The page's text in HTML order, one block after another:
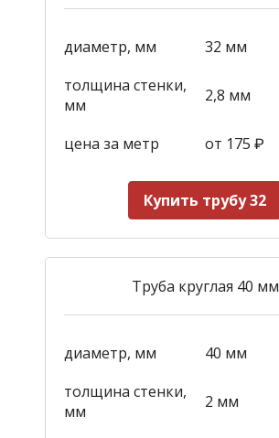
диаметр, мм
32 мм
толщина стенки,
мм
2,8 мм
цена за метр от 175 ₽
Купить трубу 32
Труба круглая 40 мм
диаметр, мм
40 мм
толщина стенки,
мм
2 мм